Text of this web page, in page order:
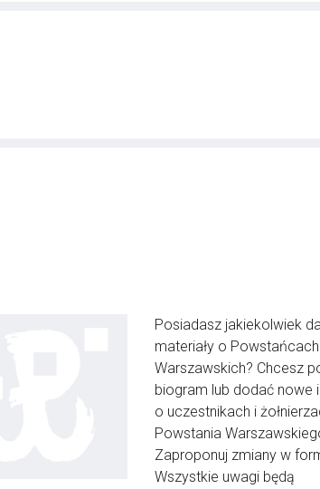
Posiadasz jakiekolwiek
materiały o Powstańcach
Warszawskich? Chcesz
biogram lub dodać nowe
o uczestnikach i
Powstania
Zaproponuj zmiany w
Wszystkie uwagi będą